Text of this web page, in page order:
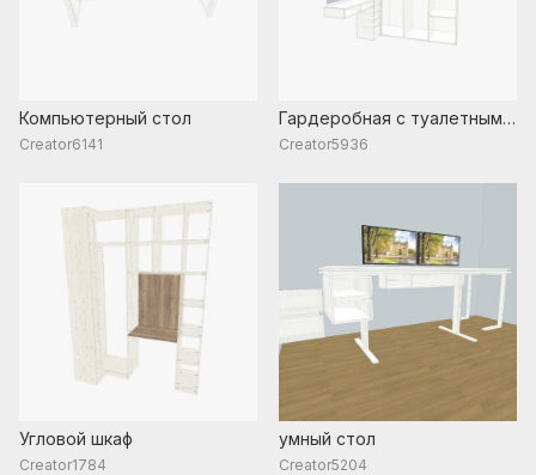
Компьютерный стол
Creator6141
Гардеробная с туалетным
столиком и зеркалом
ящиков)
Creator5936
Угловой шкаф
Creator1784
умный стол
Creator5204